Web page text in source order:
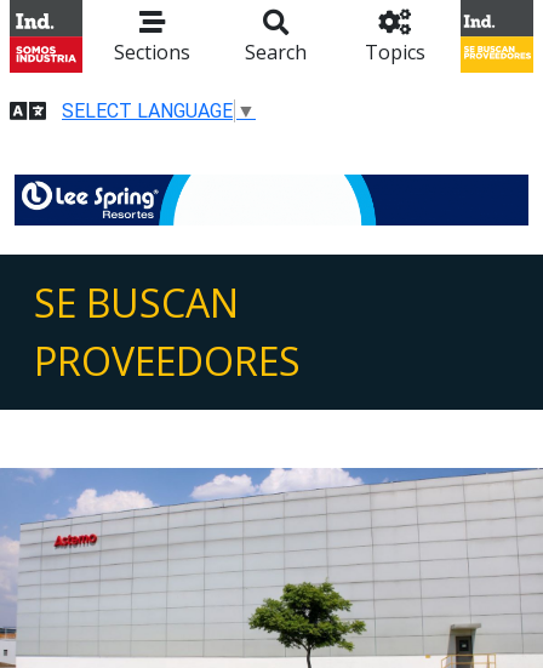
Sections Search Topics
SELECT LANGUAGE ▼
SE BUSCAN
PROVEEDORES